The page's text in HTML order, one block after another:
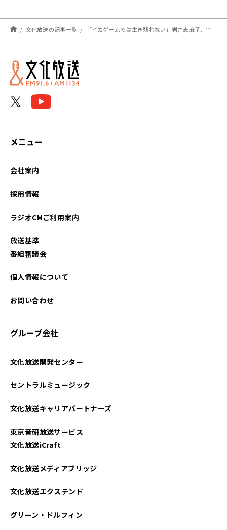
22日「大竹まこと ゴール
デンラジオ」
文化放送の記事一覧 「イカゲームでは生き残れない」岩井志麻子、自身の韓国人夫について語る〜11月22日「大竹まこと ゴールデンラジオ」
メニュー
会社案内
採用情報
ラジオCMご利用案内
放送基準
番組審議会
個人情報について
お問い合わせ
グループ会社
文化放送開発センター
セントラルミュージック
文化放送キャリアパートナーズ
東京音研放送サービス
文化放送iCraft
文化放送メディアブリッジ
文化放送エクステンド
グリーン・ドルフィン